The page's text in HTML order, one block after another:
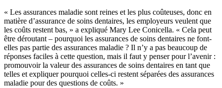
« Les assurances maladie sont reines et les plus coûteuses, donc en
matière d’assurance de soins dentaires, les employeurs veulent que
les coûts restent bas, » a expliqué Mary Lee Conicella. « Cela peut
être déroutant – pourquoi les assurances de soins dentaires ne font-
elles pas partie des assurances maladie ? Il n’y a pas beaucoup de
réponses faciles à cette question, mais il faut y penser pour l’avenir :
promouvoir la valeur des assurances de soins dentaires en tant que
telles et expliquer pourquoi celles-ci restent séparées des assurances
maladie pour des questions de coûts. »